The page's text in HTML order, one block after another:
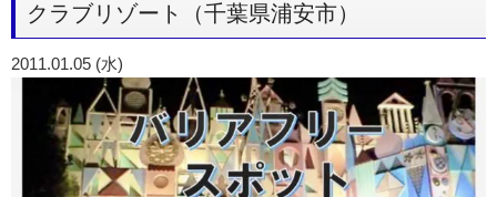
クラブリゾート（千葉県浦安市）
2011.01.05 (水)